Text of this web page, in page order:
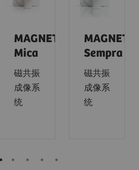
MAGNETOM
Mica
磁共振
成像系
统
Sempra
磁共振
成像系
统